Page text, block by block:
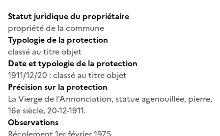
Statut juridique du propriétaire
propriété de la commune
Typologie de la protection
classé au titre objet
Date et typologie de la protection
1911/12/20 : classé au titre objet
Précision sur la protection
La Vierge de l'Annonciation, statue agenouillée, pierre,
16e siècle, 20-12-1911.
Observations